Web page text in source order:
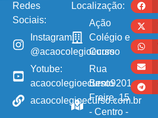
Redes
Sociais:
Instagram:
@acaocolegioecurso
Yotube:
acaocolegioecurso9201
acaocolegioecurso.com.br
Localização:
Ação
Colégio e
Curso
Rua
Bento
Freire, 15
- Centro -